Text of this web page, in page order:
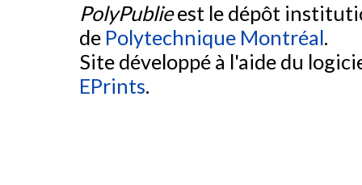
PolyPublieest le dépôt
de Polytechnique Montréal.
Site développé à l'aide du
EPrints.